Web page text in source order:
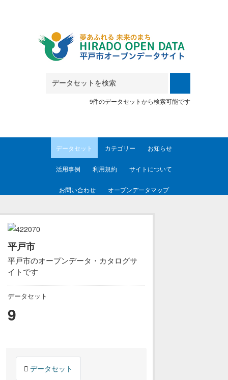
9件のデータセットから検索可能です
データセット カテゴリー お知らせ
活用事例 利用規約 サイトについて
お問い合わせ オープンデータマップ
平戸市
平戸市のオープンデータ・カタログサ
イトです
データセット
9
データセット